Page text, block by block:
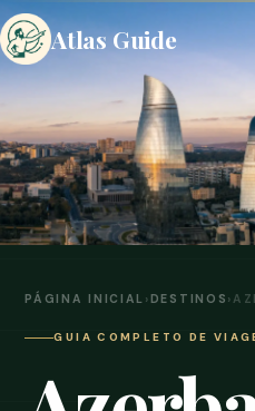
Atlas Guide
PÁGINA INICIAL ›DESTINOS ›
GUIA COMPLETO DE